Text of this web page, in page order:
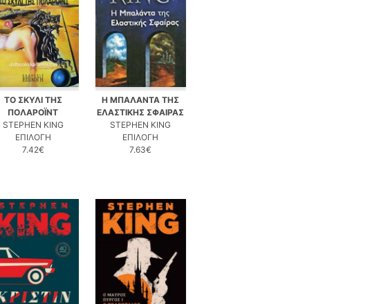
ΤΟ ΣΚΥΛΙ ΤΗΣ
ΠΟΛΑΡΟΪΝΤ
STEPHEN KING
ΕΠΙΛΟΓΗ
7.42€
Η ΜΠΑΛΑΝΤΑ ΤΗΣ
ΕΛΑΣΤΙΚΗΣ ΣΦΑΙΡΑΣ
STEPHEN KING
ΕΠΙΛΟΓΗ
7.63€